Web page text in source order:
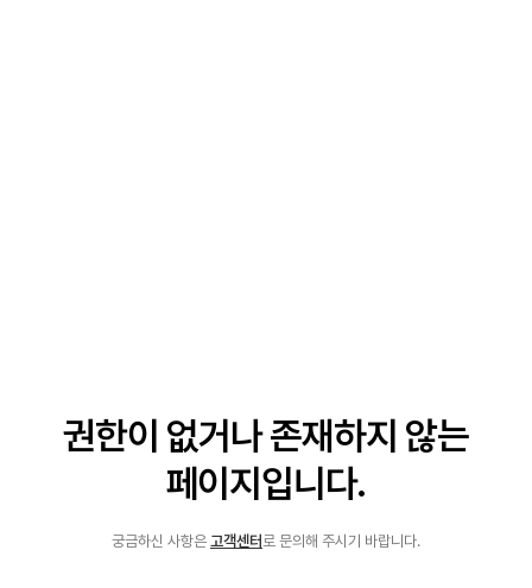
권한이 없거나 존재하지 않는
페이지입니다.
궁금하신 사항은 고객센터로 문의해 주시기 바랍니다.